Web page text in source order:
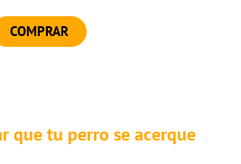
COMPRAR
que tu perro se acerque